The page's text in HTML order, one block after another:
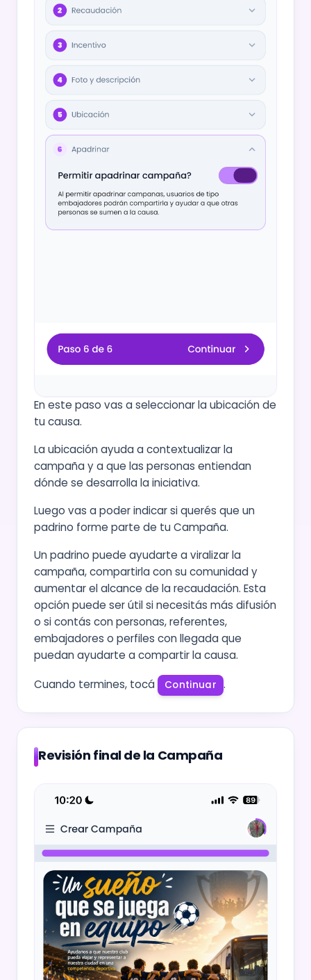
En este paso vas a seleccionar la ubicación de
tu causa.
La ubicación ayuda a contextualizar la
campaña y a que las personas entiendan
dónde se desarrolla la iniciativa.
Luego vas a poder indicar si querés que un
padrino forme parte de tu Campaña.
Un padrino puede ayudarte a viralizar la
campaña, compartirla con su comunidad y
aumentar el alcance de la recaudación. Esta
opción puede ser útil si necesitás más difusión
o si contás con personas, referentes,
embajadores o perfiles con llegada que
puedan ayudarte a compartir la causa.
Cuando termines, tocá
Continuar .
Revisión final de la Campaña